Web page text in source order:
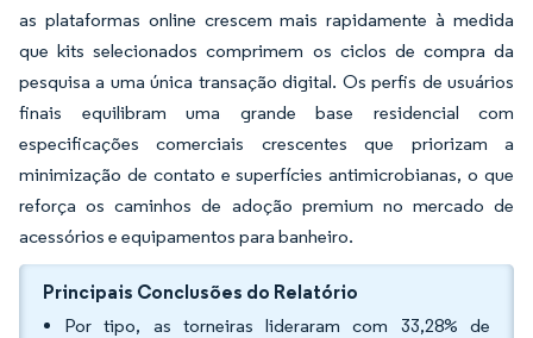
as plataformas online crescem mais rapidamente à medida
que kits selecionados comprimem os ciclos de compra da
pesquisa a uma única transação digital. Os perfis de usuários
finais equilibram uma grande base residencial com
especificações comerciais crescentes que priorizam a
minimização de contato e superfícies antimicrobianas, o que
reforça os caminhos de adoção premium no mercado de
acessórios e equipamentos para banheiro.
Principais Conclusões do Relatório
Por tipo, as torneiras lideraram com 33,28% de